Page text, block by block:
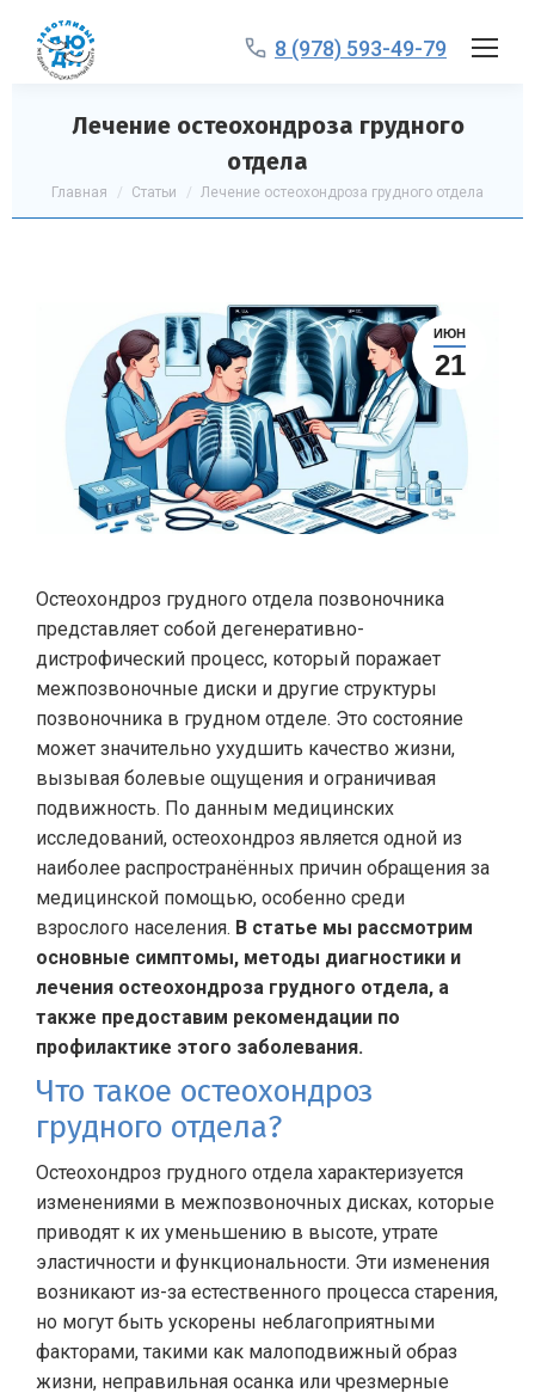
8 (978) 593-49-79
Лечение остеохондроза грудного
отдела
Вы здесь:
Главная Статьи Лечение остеохондроза грудного отдела
ИЮН
21
Остеохондроз грудного отдела позвоночника
представляет собой дегенеративно-
дистрофический процесс, который поражает
межпозвоночные диски и другие структуры
позвоночника в грудном отделе. Это состояние
может значительно ухудшить качество жизни,
вызывая болевые ощущения и ограничивая
подвижность. По данным медицинских
исследований, остеохондроз является одной из
наиболее распространённых причин обращения за
медицинской помощью, особенно среди
взрослого населения. В статье мы рассмотрим
основные симптомы, методы диагностики и
лечения остеохондроза грудного отдела, а
также предоставим рекомендации по
профилактике этого заболевания.
Что такое остеохондроз
грудного отдела?
Остеохондроз грудного отдела характеризуется
изменениями в межпозвоночных дисках, которые
приводят к их уменьшению в высоте, утрате
эластичности и функциональности. Эти изменения
возникают из-за естественного процесса старения,
но могут быть ускорены неблагоприятными
факторами, такими как малоподвижный образ
жизни, неправильная осанка или чрезмерные